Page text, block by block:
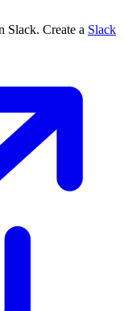
Slack. Create a Slack